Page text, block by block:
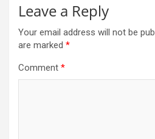
Leave a Reply
Your email address will not be
are marked *
Comment *